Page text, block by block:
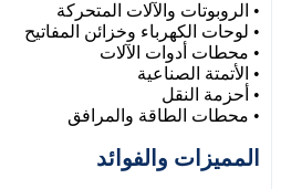
• الروبوتات والآلات المتحركة
• لوحات الكهرباء وخزائن المفاتيح
• محطات أدوات الآلات
• الأتمتة الصناعية
• أحزمة النقل
• محطات الطاقة والمرافق
المميزات والفوائد